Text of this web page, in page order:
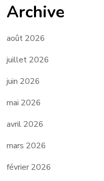
Archive
août 2026
juillet 2026
juin 2026
mai 2026
avril 2026
mars 2026
février 2026